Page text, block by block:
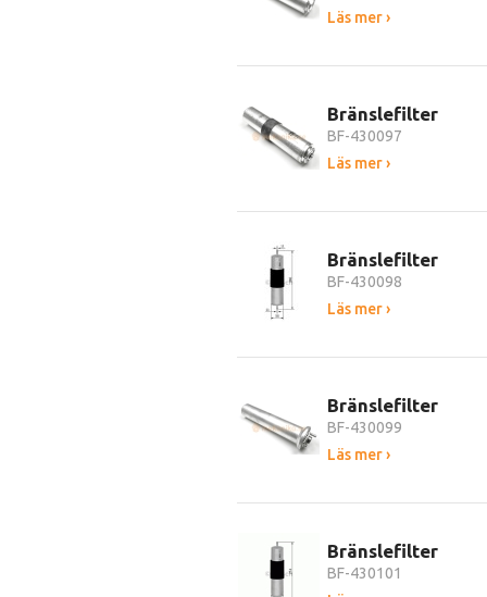
Läs mer ›
Bränslefilter
BF-430097
Läs mer ›
Bränslefilter
BF-430098
Läs mer ›
Bränslefilter
BF-430099
Läs mer ›
Bränslefilter
BF-430101